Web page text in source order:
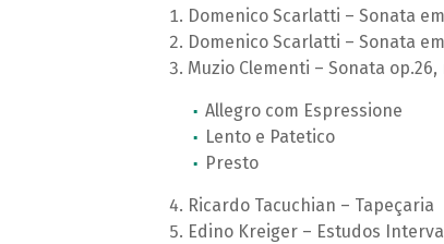
Domenico Scarlatti – Sonata
Domenico Scarlatti – Sonata
Muzio Clementi – Sonata op.26,
Allegro com Espressione
Lento e Patetico
Presto
Ricardo Tacuchian – Tapeçaria
Edino Kreiger – Estudos